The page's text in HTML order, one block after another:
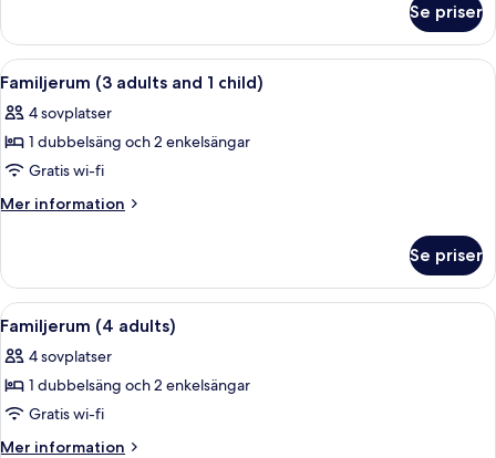
2
children)
(2
adults
and
children)
Se priser
Öppna
alla
foton
för
Familjerum
(3
1
child)
Ett hotellrum med två sängar, ett
4
Familjerum (3 adults and 1 child)
4 sovplatser
1 dubbelsäng och 2 enkelsängar
Gratis wi-fi
Mer information
Mer
(3
adults
and
child)
Se priser
Öppna
alla
foton
för
Familjerum
(4
Ett hotellrum med två sängar, ett
4
Familjerum (4 adults)
4 sovplatser
1 dubbelsäng och 2 enkelsängar
Gratis wi-fi
Mer information
Mer